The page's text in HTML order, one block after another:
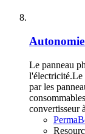
Autonomie
Le panneau
l'électricité.Le
par les
convertisseur